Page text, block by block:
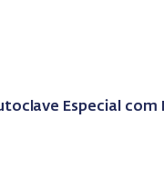
Especial com